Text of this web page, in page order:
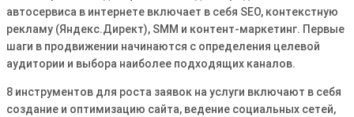
автосервиса в интернете включает в себя SEO, контекстную
рекламу (Яндекс.Директ), SMM и контент-маркетинг. Первые
шаги в продвижении начинаются с определения целевой
аудитории и выбора наиболее подходящих каналов.
8 инструментов для роста заявок на услуги включают в себя
создание и оптимизацию сайта, ведение социальных сетей,